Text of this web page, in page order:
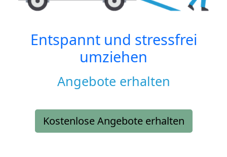
Entspannt und stressfrei
umziehen
Angebote erhalten
Kostenlose Angebote erhalten